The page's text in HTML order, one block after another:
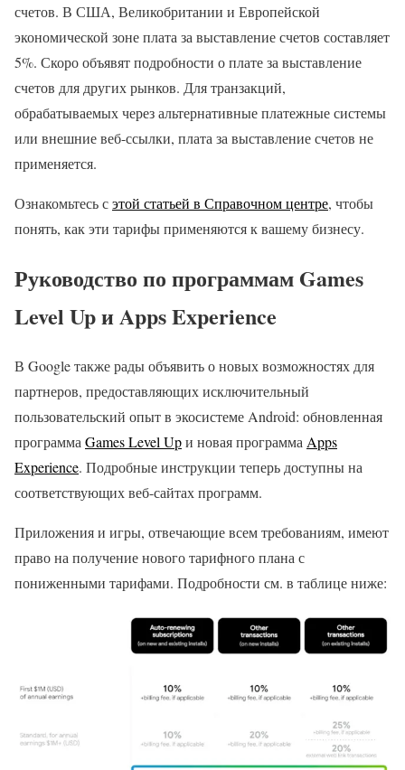
счетов. В США, Великобритании и Европейской
экономической зоне плата за выставление счетов составляет
5%. Скоро объявят подробности о плате за выставление
счетов для других рынков. Для транзакций,
обрабатываемых через альтернативные платежные системы
или внешние веб-ссылки, плата за выставление счетов не
применяется.
Ознакомьтесь сэтой статьей в Справочном центре, чтобы
понять, как эти тарифы применяются к вашему бизнесу.
Руководство по программам Games
Level Up и Apps Experience
В Google также рады объявить о новых возможностях для
партнеров, предоставляющих исключительный
пользовательский опыт в экосистеме Android: обновленная
программа Games Level Upи новая программа Apps
Experience. Подробные инструкции теперь доступны на
соответствующих веб-сайтах программ.
Приложения и игры, отвечающие всем требованиям, имеют
право на получение нового тарифного плана с
пониженными тарифами. Подробности см. в таблице ниже: